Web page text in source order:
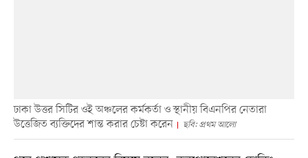
ঢাকা উত্তর সিটির ওই অঞ্চলের কর্মকর্তা ও স্থানীয় বিএনপির নেতারা
উত্তেজিত ব্যক্তিদের শান্ত করার চেষ্টা করেন
ছবি: প্রথম আলো